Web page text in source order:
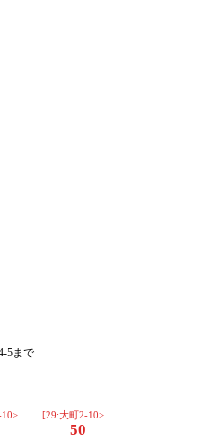
5まで
春光台4-5>末広6-1…]
春光4-4>高専前>春光台4-5>末広6-1…]
[29:大町2-10>春光4-4>高専前>春光台
50